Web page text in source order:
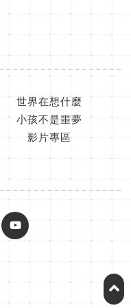
世界在想什麼
小孩不是噩夢
影片專區